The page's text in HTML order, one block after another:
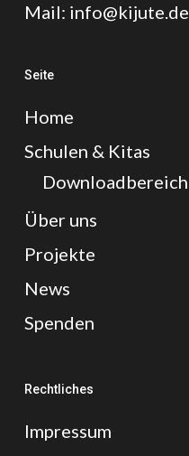
Mail: info@kijute.de
Seite
Home
Schulen & Kitas
Downloadbereich
Über uns
Projekte
News
Spenden
Rechtliches
Impressum